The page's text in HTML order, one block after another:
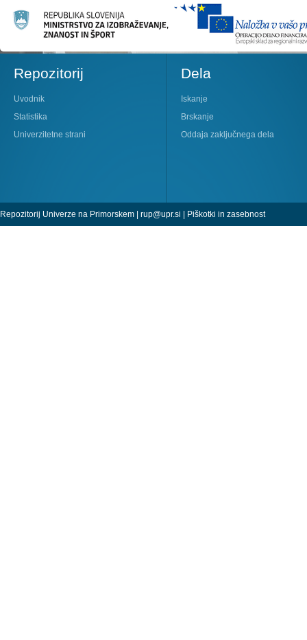
Repozitorij
Uvodnik
Statistika
Univerzitetne strani
Dela
Iskanje
Brskanje
Oddaja zaključnega dela
Repozitorij Univerze na Primorskem | rup@upr.si | Piškotki in zasebnost